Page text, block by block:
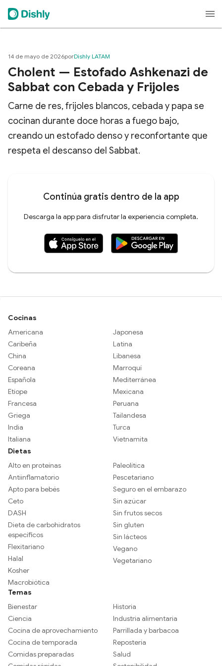
14 de mayo de 2026porDishly LATAM
Cholent — Estofado Ashkenazi de
Sabbat con Cebada y Frijoles
Carne de res, frijoles blancos, cebada y papa se
cocinan durante doce horas a fuego bajo,
creando un estofado denso y reconfortante que
respeta el descanso del Sabbat.
Continúa gratis dentro de la app
Descarga la app para disfrutar la experiencia completa.
Cocinas
Americana
Caribeña
China
Coreana
Española
Etíope
Francesa
Griega
India
Italiana
Japonesa
Latina
Libanesa
Marroquí
Mediterránea
Mexicana
Peruana
Tailandesa
Turca
Vietnamita
Dietas
Alto en proteínas
Antiinflamatorio
Apto para bebés
Ceto
DASH
Dieta de carbohidratos
específicos
Flexitariano
Halal
Kosher
Macrobiótica
Paleolítica
Pescetariano
Seguro en el embarazo
Sin azúcar
Sin frutos secos
Sin gluten
Sin lácteos
Vegano
Vegetariano
Temas
Bienestar
Ciencia
Cocina de aprovechamiento
Cocina de temporada
Comidas preparadas
Historia
Industria alimentaria
Parrillada y barbacoa
Repostería
Salud